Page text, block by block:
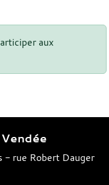
aux
- rue Robert Dauger